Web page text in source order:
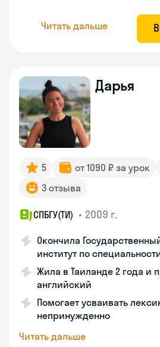
Читать дальше
Дарья
5 от 1090 ₽ за урок
3 отзыва
СПБГУ(ТИ) • 2009 г.
Окончила
институт по
Жила в Таиланде 2 года и
английский
Помогает усваивать
непринужденно
Читать дальше